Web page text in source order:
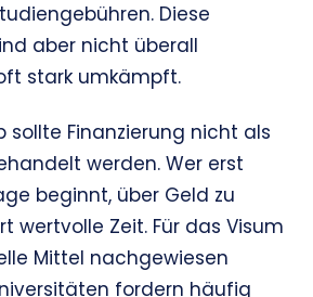
Diese
aber nicht überall
stark umkämpft.
sollte Finanzierung nicht als
werden. Wer erst
beginnt, über Geld zu
wertvolle Zeit. Für das Visum
Mittel nachgewiesen
fordern häufig